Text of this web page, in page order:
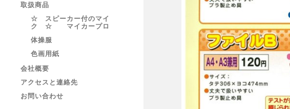
取扱商品
☆ スピーカー付のマイ
ク ☆ マイカープロ
体操服
色画用紙
会社概要
アクセスと連絡先
お問い合わせ